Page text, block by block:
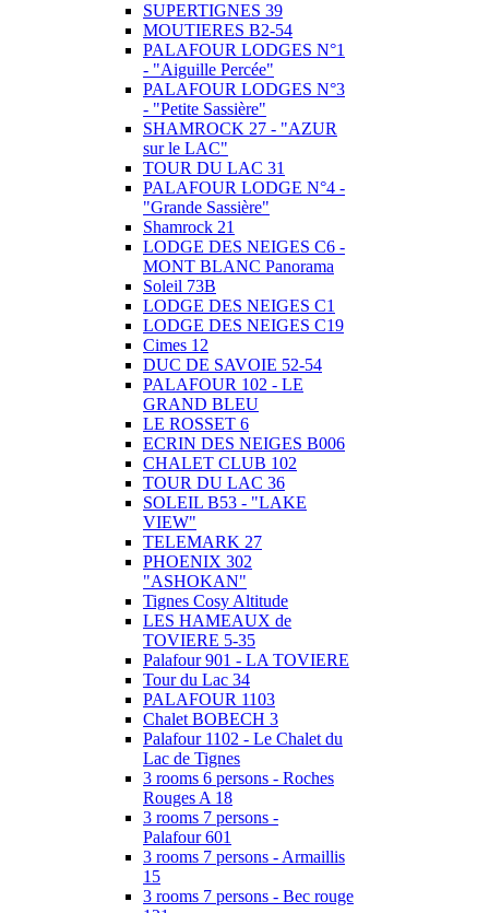
SUPERTIGNES 39
MOUTIERES B2-54
PALAFOUR LODGES N°1
- "Aiguille Percée"
PALAFOUR LODGES N°3
- "Petite Sassière"
SHAMROCK 27 - "AZUR
sur le LAC"
TOUR DU LAC 31
PALAFOUR LODGE N°4 -
"Grande Sassière"
Shamrock 21
LODGE DES NEIGES C6 -
MONT BLANC Panorama
Soleil 73B
LODGE DES NEIGES C1
LODGE DES NEIGES C19
Cimes 12
DUC DE SAVOIE 52-54
PALAFOUR 102 - LE
GRAND BLEU
LE ROSSET 6
ECRIN DES NEIGES B006
CHALET CLUB 102
TOUR DU LAC 36
SOLEIL B53 - "LAKE
VIEW"
TELEMARK 27
PHOENIX 302
"ASHOKAN"
Tignes Cosy Altitude
LES HAMEAUX de
TOVIERE 5-35
Palafour 901 - LA TOVIERE
Tour du Lac 34
PALAFOUR 1103
Chalet BOBECH 3
Palafour 1102 - Le Chalet du
Lac de Tignes
3 rooms 6 persons - Roches
Rouges A 18
3 rooms 7 persons -
Palafour 601
3 rooms 7 persons - Armaillis
15
3 rooms 7 persons - Bec rouge